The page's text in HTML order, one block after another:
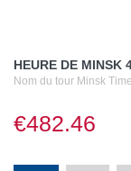
HEURE DE MINSK
Nom du tour Minsk
€482.46